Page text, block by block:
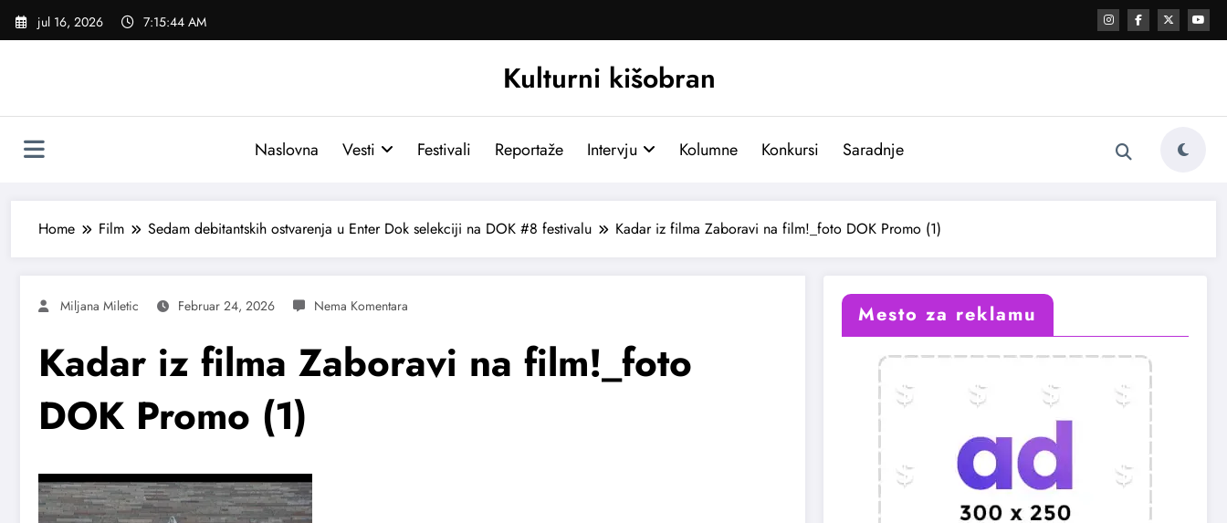
Skoči
jul 16, 2026 7:15:45 AM
Kulturni kišobran
Naslovna Vesti Festivali Reportaže Intervju Kolumne Konkursi Saradnje
Home Film Sedam debitantskih ostvarenja u Enter Dok selekciji na DOK #8 festivalu Kadar iz filma Zaboravi na film!_foto DOK Promo (1)
Miljana Miletic Februar 24, 2026
Kadar iz filma Zaboravi na film!_foto
DOK Promo (1)
Mesto za reklamu